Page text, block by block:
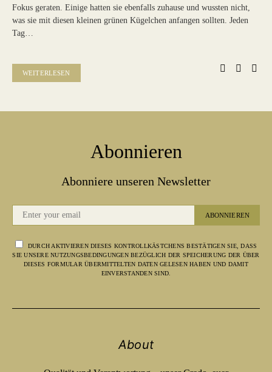
Fokus geraten. Einige hatten sie ebenfalls zuhause und wussten nicht,
was sie mit diesen kleinen grünen Kügelchen anfangen sollten. Jeden
Tag…
WEITERLESEN
Abonnieren
Abonniere unseren Newsletter
ABONNIEREN
DURCH AKTIVIEREN DIESES KONTROLLKÄSTCHENS BESTÄTIGEN SIE, DASS
SIE UNSERE NUTZUNGSBEDINGUNGEN BEZÜGLICH DER SPEICHERUNG DER ÜBER
DIESES FORMULAR ÜBERMITTELTEN DATEN GELESEN HABEN UND DAMIT
EINVERSTANDEN SIND.
About